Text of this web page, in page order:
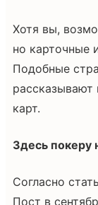
Хотя вы,
но карточные
Подобные
карт.
Здесь покеру
Согласно
Пост в